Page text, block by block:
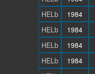
HELb
1984
HELb
1984
HELb
1984
HELb
1984